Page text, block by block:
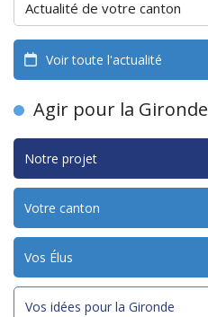
Voir toute l'actualité
Agir pour la Gironde
Notre projet
Votre canton
Vos Élus
Vos idées pour la Gironde